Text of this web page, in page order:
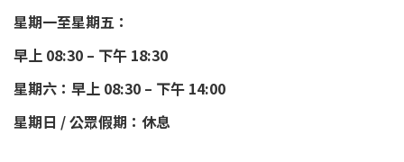
星期一至星期五：
早上 08:30 – 下午 18:30
星期六：早上 08:30 – 下午 14:00
星期日 / 公眾假期：休息